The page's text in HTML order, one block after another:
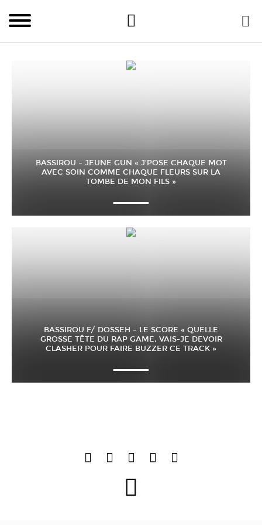
BASSIROU – JEUNE GUN « J’POSE CHAQUE MOT
AVEC SOIN COMME CHAQUE FLEURS SUR LA
TOMBE DE MON FILS »
BASSIROU F/ DOSSEH – LE SCORE « QUELLE
GROSSE TÊTE DU RAP GAME, VAIS-JE DEVOIR
CLASHER POUR FAIRE BUZZER CE TRACK »